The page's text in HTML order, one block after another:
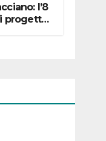
l’8
progetto